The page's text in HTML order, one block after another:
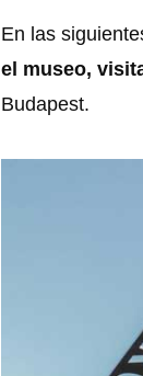
En las
el museo,
Budapest.